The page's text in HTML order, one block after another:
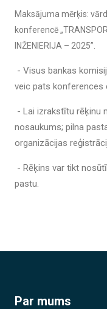
Maksājuma mērķis:
konferencē
INŽENIERIJA – 2025”.
- Visus bankas
veic pats konferences
- Lai izrakstītu rēķinu
nosaukums; pilna
organizācijas
- Rēķins var tikt
pastu.
Par mums